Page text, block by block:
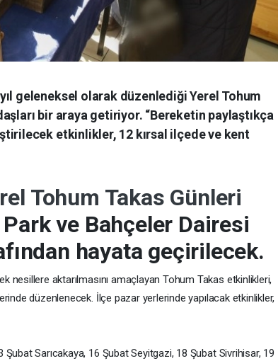
geleneksel olarak düzenlediği Yerel Tohum
bir araya getiriyor. “Bereketin paylaştıkça
etkinlikler, 12 kırsal ilçede ve kent
Tohum Takas Günleri
ve Bahçeler Dairesi
hayata geçirilecek.
nesillere aktarılmasını amaçlayan Tohum Takas etkinlikleri,
düzenlenecek. İlçe pazar yerlerinde yapılacak etkinlikler,
Sarıcakaya, 16 Şubat Seyitgazi, 18 Şubat Sivrihisar, 19